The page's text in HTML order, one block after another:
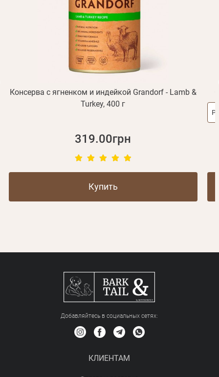
Консерва с ягненком и индейкой Grandorf - Lamb &
Turkey, 400 г
319.00грн
Купить
Добавляйтесь в социальных сетяx:
КЛИЕНТАМ
Отправить
Регистрация
или с помощью
Получать уведомления о новинках,скидках, акциях
Отправить
Вспомнили пароль?
Не пришло письмо?Повторить отправку
ваша учетная запись не подтверждена